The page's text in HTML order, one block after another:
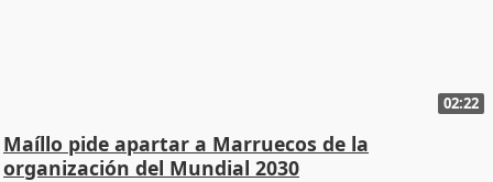
02:22
Maíllo pide apartar a Marruecos de la
organización del Mundial 2030